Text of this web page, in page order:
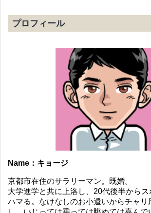
プロフィール
Name：キョージ
京都市在住のサラリーマン。既婚。
大学進学と共に上洛し、20代後半からス
ハマる。なけなしのお小遣いからチャリ